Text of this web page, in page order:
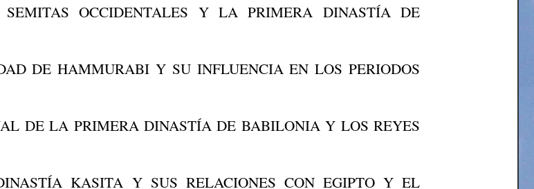
OCCIDENTALES Y LA PRIMERA DINASTÍA DE
DE HAMMURABI Y SU INFLUENCIA EN LOS PERIODOS
DE LA PRIMERA DINASTÍA DE BABILONIA Y LOS REYES
KASITA Y SUS RELACIONES CON EGIPTO Y EL